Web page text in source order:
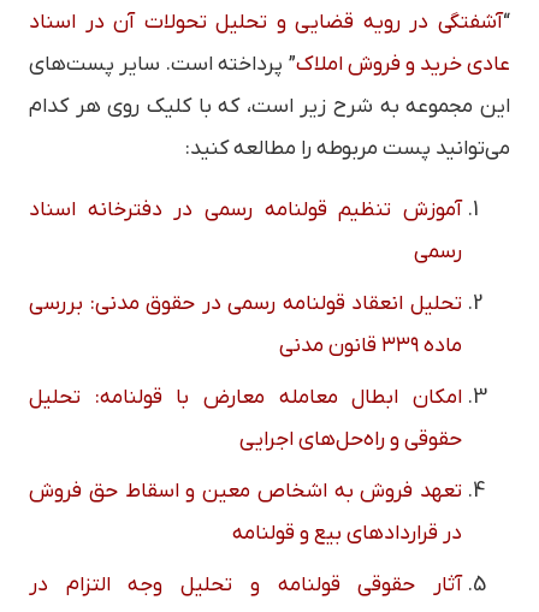
“آشفتگی در رویه قضایی و تحلیل تحولات آن در اسناد
عادی خرید و فروش املاک” پرداخته است. سایر پست‌های
این مجموعه به شرح زیر است، که با کلیک روی هر کدام
می‌توانید پست مربوطه را مطالعه کنید:
آموزش تنظیم قولنامه رسمی در دفترخانه اسناد
رسمی
تحلیل انعقاد قولنامه رسمی در حقوق مدنی: بررسی
ماده ۳۳۹ قانون مدنی
امکان ابطال معامله معارض با قولنامه: تحلیل
حقوقی و راه‌حل‌های اجرایی
تعهد فروش به اشخاص معین و اسقاط حق فروش
در قراردادهای بیع و قولنامه
آثار حقوقی قولنامه و تحلیل وجه التزام در